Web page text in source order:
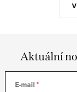
Aktuální
E-mail